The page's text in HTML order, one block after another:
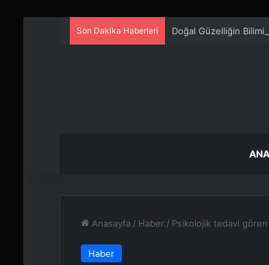
Son Dakika Haberleri Doğal Güzelliğin
Anasayfa / Haber / Psikolojik tedavi
Haber